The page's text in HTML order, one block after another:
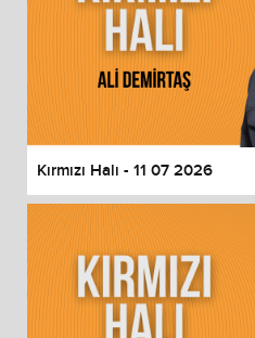
Kırmızı Halı - 11 07 2026